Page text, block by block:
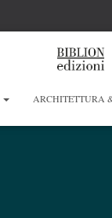
ARCHITETTURA